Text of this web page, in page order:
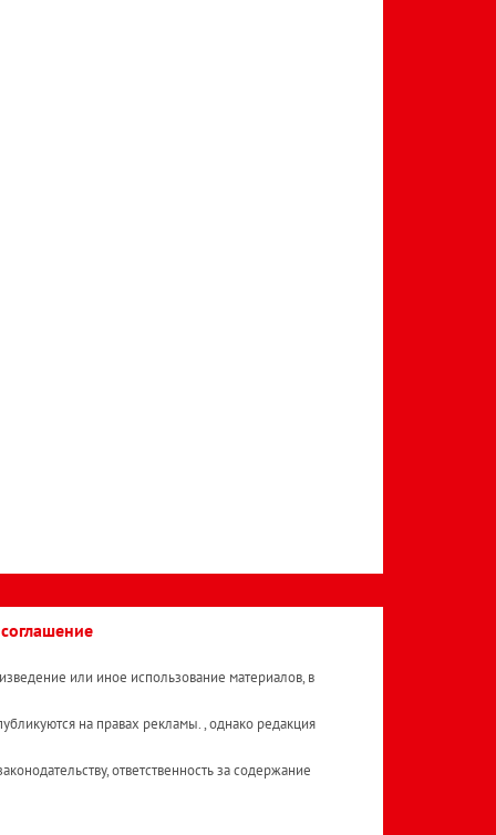
или иное использование материалов, в
на правах рекламы. , однако редакция
ответственность за содержание